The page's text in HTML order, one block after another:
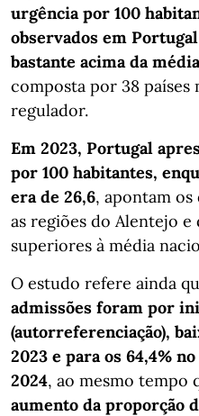
urgência por 100
observados em
bastante acima da média
composta por 38 países
regulador.
Em 2023, Portugal
por 100 habitantes,
era de 26,6, apontam os
as regiões do Alentejo
superiores à média
O estudo refere ainda
admissões foram por
(autorreferenciação),
2023 e para os 64,4%
2024, ao mesmo tempo
aumento da proporção